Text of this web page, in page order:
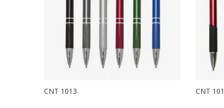
CNT 1013 CNT